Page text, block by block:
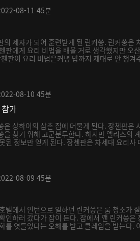
08-11 45분
의 제자가 되어 훈련받게 된 린커쑹. 린커쑹은
판에게 요리 비법을 배울 거로 생각했지만 오
판이 요리 비법은커녕 밥까지 제대로 안 챙겨
08-10 45분
가
은 상하이의 삼촌 집에 머물게 된다. 장첸판은
을 찾기 위해 고군분투한다. 하지만 엘리스의
된 정보만 얻게 된다. 장첸판은 차세대 요리사
08-09 45분
텔에서 인턴으로 일하던 린커쑹은 룸 청소가
인하러 갔다가 잠이 든다. 잠에서 깬 린커쑹은
를 엿들었다는 오해를 받고 클레임을 받는다.